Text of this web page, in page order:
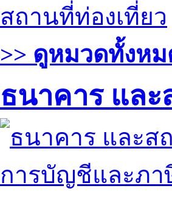
สถานที่ท่องเที่ยว
>> ดูหมวดทั้งห
ธนาคาร และ
การบัญชีและภา